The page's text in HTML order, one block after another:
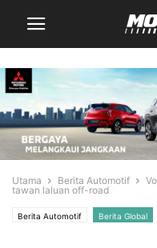
Utama Berita Automotif
tawan laluan off-road
Berita Automotif Berita Global